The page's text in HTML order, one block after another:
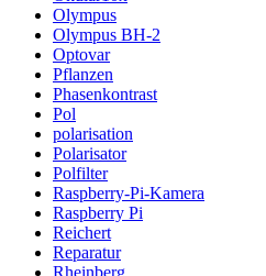
Olympus
Olympus BH-2
Optovar
Pflanzen
Phasenkontrast
Pol
polarisation
Polarisator
Polfilter
Raspberry-Pi-Kamera
Raspberry Pi
Reichert
Reparatur
Rheinberg